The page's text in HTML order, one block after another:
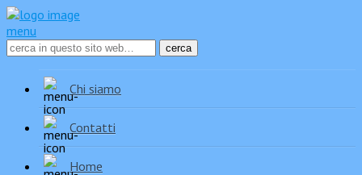
menu
Chi siamo
Contatti
Home